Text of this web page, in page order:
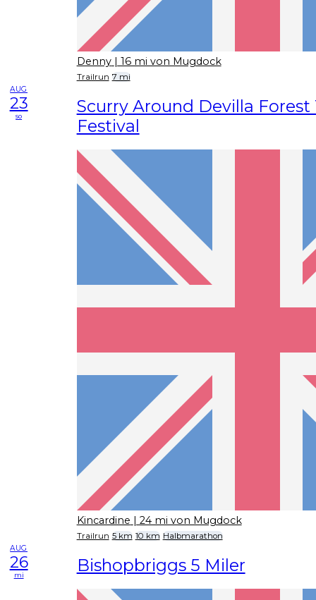
Denny | 16 mi von Mugdock
Trailrun 7 mi
AUG
23
so
Scurry Around Devilla Forest
Festival
Kincardine | 24 mi von Mugdock
Trailrun 5 km 10 km Halbmarathon
AUG
26
mi Bishopbriggs 5 Miler